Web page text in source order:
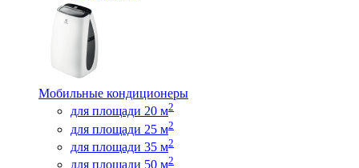
Мобильные кондиционеры
для площади 20 м2
для площади 25 м2
для площади 35 м2
для площади 50 м2